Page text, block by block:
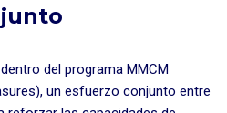
del programa MMCM
un esfuerzo conjunto entre